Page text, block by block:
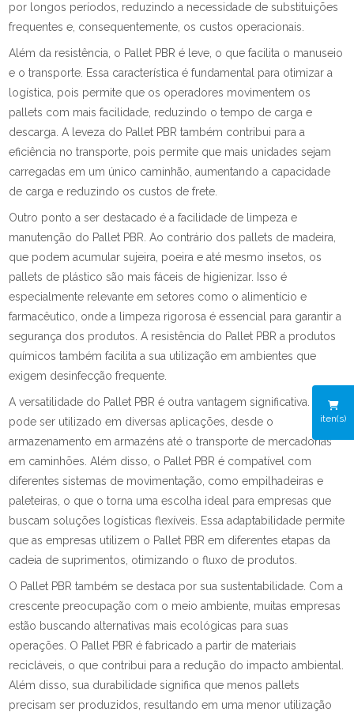
iten(s)
por longos períodos, reduzindo a necessidade de substituições
frequentes e, consequentemente, os custos operacionais.
Além da resistência, o Pallet PBR é leve, o que facilita o manuseio
e o transporte. Essa característica é fundamental para otimizar a
logística, pois permite que os operadores movimentem os
pallets com mais facilidade, reduzindo o tempo de carga e
descarga. A leveza do Pallet PBR também contribui para a
eficiência no transporte, pois permite que mais unidades sejam
carregadas em um único caminhão, aumentando a capacidade
de carga e reduzindo os custos de frete.
Outro ponto a ser destacado é a facilidade de limpeza e
manutenção do Pallet PBR. Ao contrário dos pallets de madeira,
que podem acumular sujeira, poeira e até mesmo insetos, os
pallets de plástico são mais fáceis de higienizar. Isso é
especialmente relevante em setores como o alimentício e
farmacêutico, onde a limpeza rigorosa é essencial para garantir a
segurança dos produtos. A resistência do Pallet PBR a produtos
químicos também facilita a sua utilização em ambientes que
exigem desinfecção frequente.
A versatilidade do Pallet PBR é outra vantagem significativa. Ele
pode ser utilizado em diversas aplicações, desde o
armazenamento em armazéns até o transporte de mercadorias
em caminhões. Além disso, o Pallet PBR é compatível com
diferentes sistemas de movimentação, como empilhadeiras e
paleteiras, o que o torna uma escolha ideal para empresas que
buscam soluções logísticas flexíveis. Essa adaptabilidade permite
que as empresas utilizem o Pallet PBR em diferentes etapas da
cadeia de suprimentos, otimizando o fluxo de produtos.
O Pallet PBR também se destaca por sua sustentabilidade. Com a
crescente preocupação com o meio ambiente, muitas empresas
estão buscando alternativas mais ecológicas para suas
operações. O Pallet PBR é fabricado a partir de materiais
recicláveis, o que contribui para a redução do impacto ambiental.
Além disso, sua durabilidade significa que menos pallets
precisam ser produzidos, resultando em uma menor utilização